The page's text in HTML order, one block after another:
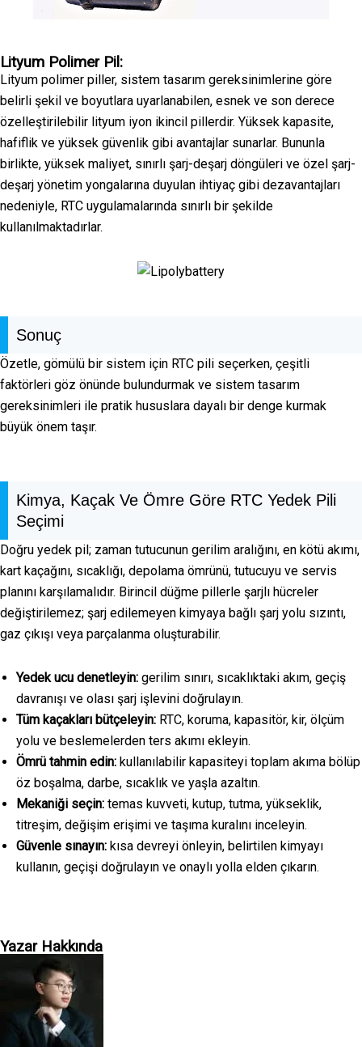
Lityum Polimer Pil:
Lityum polimer piller, sistem tasarım gereksinimlerine göre
belirli şekil ve boyutlara uyarlanabilen, esnek ve son derece
özelleştirilebilir lityum iyon ikincil pillerdir. Yüksek kapasite,
hafiflik ve yüksek güvenlik gibi avantajlar sunarlar. Bununla
birlikte, yüksek maliyet, sınırlı şarj-deşarj döngüleri ve özel şarj-
deşarj yönetim yongalarına duyulan ihtiyaç gibi dezavantajları
nedeniyle, RTC uygulamalarında sınırlı bir şekilde
kullanılmaktadırlar.
Sonuç
Özetle, gömülü bir sistem için RTC pili seçerken, çeşitli
faktörleri göz önünde bulundurmak ve sistem tasarım
gereksinimleri ile pratik hususlara dayalı bir denge kurmak
büyük önem taşır.
Kimya, Kaçak Ve Ömre Göre RTC Yedek Pili
Seçimi
Doğru yedek pil; zaman tutucunun gerilim aralığını, en kötü akımı,
kart kaçağını, sıcaklığı, depolama ömrünü, tutucuyu ve servis
planını karşılamalıdır. Birincil düğme pillerle şarjlı hücreler
değiştirilemez; şarj edilemeyen kimyaya bağlı şarj yolu sızıntı,
gaz çıkışı veya parçalanma oluşturabilir.
Yedek ucu denetleyin: gerilim sınırı, sıcaklıktaki akım, geçiş
davranışı ve olası şarj işlevini doğrulayın.
Tüm kaçakları bütçeleyin: RTC, koruma, kapasitör, kir, ölçüm
yolu ve beslemelerden ters akımı ekleyin.
Ömrü tahmin edin: kullanılabilir kapasiteyi toplam akıma bölüp
öz boşalma, darbe, sıcaklık ve yaşla azaltın.
Mekaniği seçin: temas kuvveti, kutup, tutma, yükseklik,
titreşim, değişim erişimi ve taşıma kuralını inceleyin.
Güvenle sınayın: kısa devreyi önleyin, belirtilen kimyayı
kullanın, geçişi doğrulayın ve onaylı yolla elden çıkarın.
Yazar Hakkında